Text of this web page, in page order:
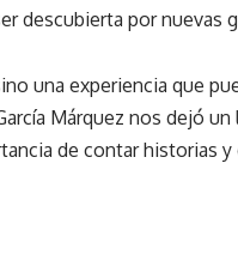
descubierta por nuevas
una experiencia que
Márquez nos dejó un
de contar historias y